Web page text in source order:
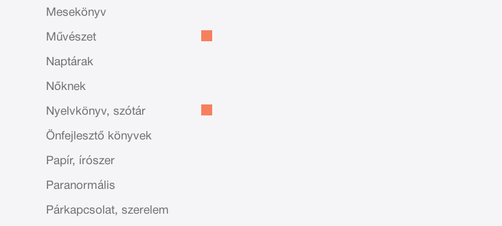
Mesekönyv
Művészet
Naptárak
Nőknek
Nyelvkönyv, szótár
Önfejlesztő könyvek
Papír, írószer
Paranormális
Párkapcsolat, szerelem